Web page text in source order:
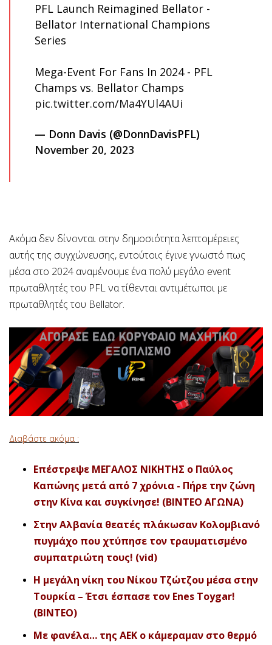
PFL Launch Reimagined Bellator -
Bellator International Champions
Series
Mega-Event For Fans In 2024 - PFL
Champs vs. Bellator Champs
pic.twitter.com/Ma4YUl4AUi
— Donn Davis (@DonnDavisPFL)
November 20, 2023
Ακόμα δεν δίνονται στην δημοσιότητα λεπτομέρειες
αυτής της συγχώνευσης, εντούτοις έγινε γνωστό πως
μέσα στο 2024 αναμένουμε ένα πολύ μεγάλο event
πρωταθλητές του PFL να τίθενται αντιμέτωποι με
πρωταθλητές του Bellator.
Διαβάστε ακόμα :
Επέστρεψε ΜΕΓΑΛΟΣ ΝΙΚΗΤΗΣ ο Παύλος
Καπώνης μετά από 7 χρόνια - Πήρε την ζώνη
στην Κίνα και συγκίνησε! (ΒΙΝΤΕΟ ΑΓΩΝΑ)
Στην Αλβανία θεατές πλάκωσαν Κολομβιανό
πυγμάχο που χτύπησε τον τραυματισμένο
συμπατριώτη τους! (vid)
H μεγάλη νίκη του Νίκου Τζώτζου μέσα στην
Τουρκία – Έτσι έσπασε τον Enes Toygar!
(BINTEO)
Με φανέλα… της ΑΕΚ ο κάμεραμαν στο θερμό